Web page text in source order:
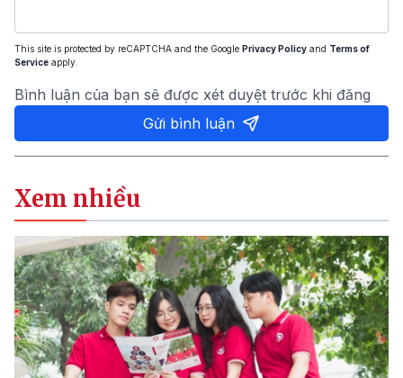
This site is protected by reCAPTCHA and the Google Privacy Policy and Terms of
Service apply.
Bình luận của bạn sẽ được xét duyệt trước khi đăng
Gửi bình luận
Xem nhiều